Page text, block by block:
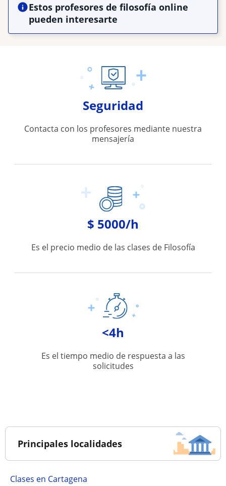
Estos profesores de filosofía online
pueden interesarte
Seguridad
Contacta con los profesores mediante nuestra
mensajería
$ 5000/h
Es el precio medio de las clases de Filosofía
<4h
Es el tiempo medio de respuesta a las
solicitudes
Principales localidades
Clases en Cartagena